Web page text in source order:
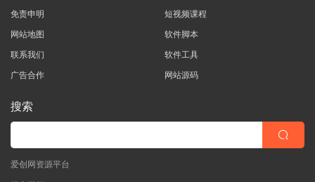
免责申明
网站地图
联系我们
广告合作
短视频课程
软件脚本
软件工具
网站源码
搜索
爱创网资源平台